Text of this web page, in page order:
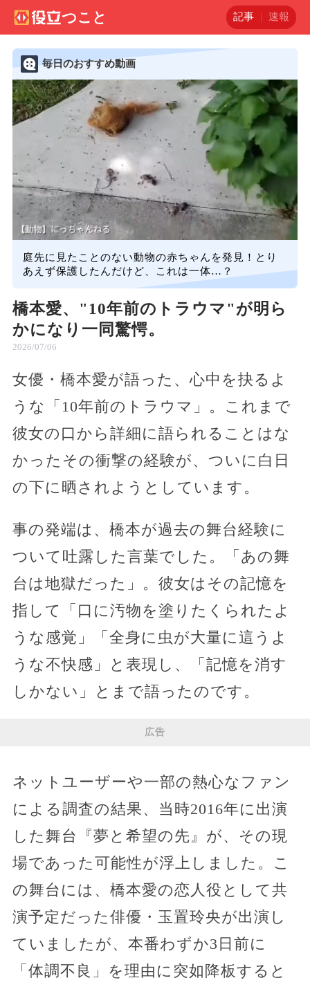
記事 速報
毎日のおすすめ動画
庭先に見たことのない動物の赤ちゃんを発見！とり
あえず保護したんだけど、これは一体…？
橋本愛、"10年前のトラウマ"が明ら
かになり一同驚愕。
2026/07/06
女優・橋本愛が語った、心中を抉るよ
うな「10年前のトラウマ」。これまで
彼女の口から詳細に語られることはな
かったその衝撃の経験が、ついに白日
の下に晒されようとしています。
事の発端は、橋本が過去の舞台経験に
ついて吐露した言葉でした。「あの舞
台は地獄だった」。彼女はその記憶を
指して「口に汚物を塗りたくられたよ
うな感覚」「全身に虫が大量に這うよ
うな不快感」と表現し、「記憶を消す
しかない」とまで語ったのです。
広告
ネットユーザーや一部の熱心なファン
による調査の結果、当時2016年に出演
した舞台『夢と希望の先』が、その現
場であった可能性が浮上しました。こ
の舞台には、橋本愛の恋人役として共
演予定だった俳優・玉置玲央が出演し
ていましたが、本番わずか3日前に
「体調不良」を理由に突如降板すると